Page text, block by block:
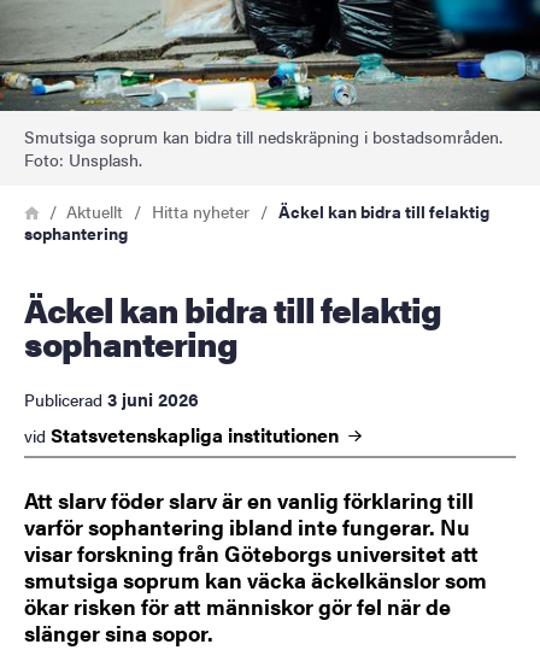
Smutsiga soprum kan bidra till nedskräpning i bostadsområden.
Foto: Unsplash.
Länkstig
HemAktuellt Hitta nyheter
Äckel kan bidra till felaktig
sophantering
Äckel kan bidra till felaktig
sophantering
Publicerad 3 juni 2026
vid Statsvetenskapliga institutionen
Att slarv föder slarv är en vanlig förklaring till
varför sophantering ibland inte fungerar. Nu
visar forskning från Göteborgs universitet att
smutsiga soprum kan väcka äckelkänslor som
ökar risken för att människor gör fel när de
slänger sina sopor.